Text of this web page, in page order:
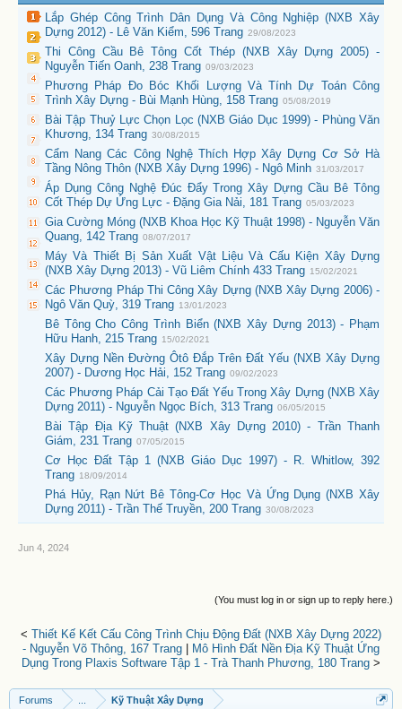
Lắp Ghép Công Trình Dân Dụng Và Công Nghiệp (NXB Xây
Dựng 2012) - Lê Văn Kiểm, 596 Trang 29/08/2023
Thi Công Cầu Bê Tông Cốt Thép (NXB Xây Dựng 2005) -
Nguyễn Tiến Oanh, 238 Trang 09/03/2023
Phương Pháp Đo Bóc Khối Lượng Và Tính Dự Toán Công
Trình Xây Dựng - Bùi Mạnh Hùng, 158 Trang 05/08/2019
Bài Tập Thuỷ Lực Chọn Lọc (NXB Giáo Dục 1999) - Phùng Văn
Khương, 134 Trang 30/08/2015
Cẩm Nang Các Công Nghệ Thích Hợp Xây Dựng Cơ Sở Hà
Tầng Nông Thôn (NXB Xây Dựng 1996) - Ngô Minh 31/03/2017
Áp Dụng Công Nghệ Đúc Đẩy Trong Xây Dựng Cầu Bê Tông
Cốt Thép Dự Ứng Lực - Đặng Gia Nải, 181 Trang 05/03/2023
Gia Cường Móng (NXB Khoa Học Kỹ Thuật 1998) - Nguyễn Văn
Quang, 142 Trang 08/07/2017
Máy Và Thiết Bị Sản Xuất Vật Liệu Và Cấu Kiện Xây Dựng
(NXB Xây Dựng 2013) - Vũ Liêm Chính 433 Trang 15/02/2021
Các Phương Pháp Thi Công Xây Dựng (NXB Xây Dựng 2006) -
Ngô Văn Quỳ, 319 Trang 13/01/2023
Bê Tông Cho Công Trình Biển (NXB Xây Dựng 2013) - Phạm
Hữu Hanh, 215 Trang 15/02/2021
Xây Dựng Nền Đường Ôtô Đắp Trên Đất Yếu (NXB Xây Dựng
2007) - Dương Học Hải, 152 Trang 09/02/2023
Các Phương Pháp Cải Tạo Đất Yếu Trong Xây Dựng (NXB Xây
Dựng 2011) - Nguyễn Ngọc Bích, 313 Trang 06/05/2015
Bài Tập Địa Kỹ Thuật (NXB Xây Dựng 2010) - Trần Thanh
Giám, 231 Trang 07/05/2015
Cơ Học Đất Tập 1 (NXB Giáo Dục 1997) - R. Whitlow, 392
Trang 18/09/2014
Phá Hủy, Rạn Nứt Bê Tông-Cơ Học Và Ứng Dụng (NXB Xây
Dựng 2011) - Trần Thế Truyền, 200 Trang 30/08/2023
Jun 4, 2024
(You must log in or sign up to reply here.)
< Thiết Kế Kết Cấu Công Trình Chịu Động Đất (NXB Xây Dựng 2022)
- Nguyễn Võ Thông, 167 Trang
Mô Hình Đất Nền Địa Kỹ Thuật Ứng
Dụng Trong Plaxis Software Tập 1 - Trà Thanh Phương, 180 Trang >
Forums Kỹ Thuật Xây Dựng